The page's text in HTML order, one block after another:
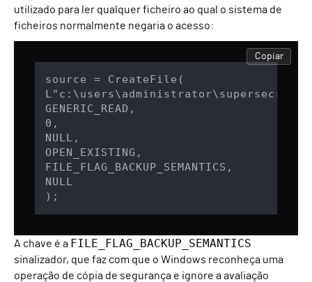
utilizado para ler qualquer ficheiro ao qual o sistema de
ficheiros normalmente negaria o acesso:
Copiar
source = CreateFile(
GENERIC_READ,
0,
NULL,
OPEN_EXISTING,
FILE_FLAG_BACKUP_SEMANTICS,
NULL
);
A chave é a FILE_FLAG_BACKUP_SEMANTICS
sinalizador, que faz com que o Windows reconheça uma
operação de cópia de segurança e ignore a avaliação